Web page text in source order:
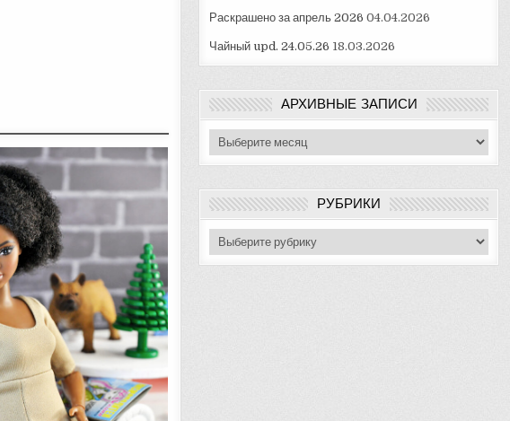
Раскрашено за апрель 2026 04.04.2026
Чайный upd. 24.05.26 18.03.2026
АРХИВНЫЕ ЗАПИСИ
Архивные
записи
РУБРИКИ
Рубрики